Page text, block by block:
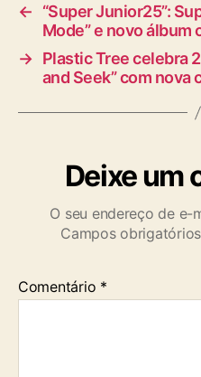
←
“Super Junior25”:
Mode” e novo álbum
→ Plastic Tree celebra
and Seek” com nova
Deixe um
O seu endereço de e-
Campos
Comentário *